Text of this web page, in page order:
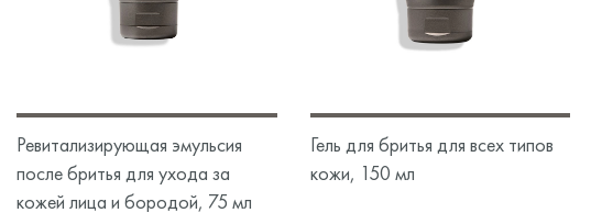
Ревитализирующая эмульсия
после бритья для ухода за
кожей лица и бородой, 75 мл
Гель для бритья для всех типов
кожи, 150 мл